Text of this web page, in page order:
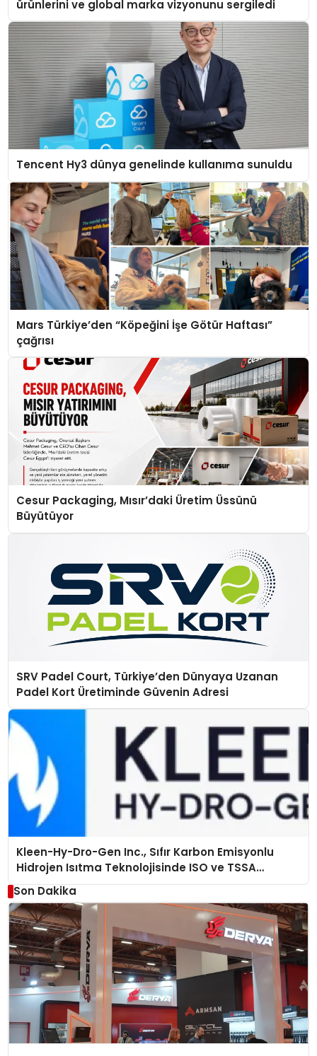
ürünlerini ve global marka vizyonunu sergiledi
Tencent Hy3 dünya genelinde kullanıma sunuldu
Mars Türkiye’den “Köpeğini İşe Götür Haftası”
çağrısı
Cesur Packaging, Mısır’daki Üretim Üssünü
Büyütüyor
SRV Padel Court, Türkiye’den Dünyaya Uzanan
Padel Kort Üretiminde Güvenin Adresi
Kleen-Hy-Dro-Gen Inc., Sıfır Karbon Emisyonlu
Hidrojen Isıtma Teknolojisinde ISO ve TSSA
Düzenleyici Onaylarını Aldı
Son Dakika